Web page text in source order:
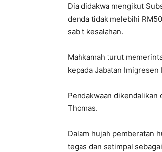
Dia didakwa mengikut
denda tidak melebihi
sabit kesalahan.
Mahkamah turut
kepada Jabatan
Pendakwaan dikendalikan
Thomas.
Dalam hujah pemberatan
tegas dan setimpal